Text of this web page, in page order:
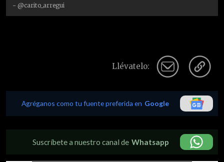
- @carito_arregui
Llévatelo:
Agréganos como tu fuente preferida en Google
Suscríbete a nuestro canal de Whatsapp